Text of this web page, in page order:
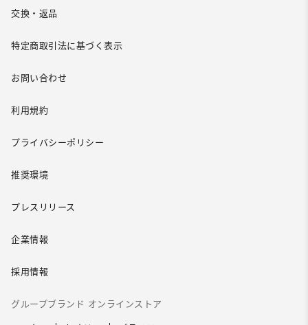
交換・返品
特定商取引法に基づく表示
お問い合わせ
利用規約
プライバシーポリシー
推奨環境
プレスリリース
企業情報
採用情報
グループブランド オンラインストア